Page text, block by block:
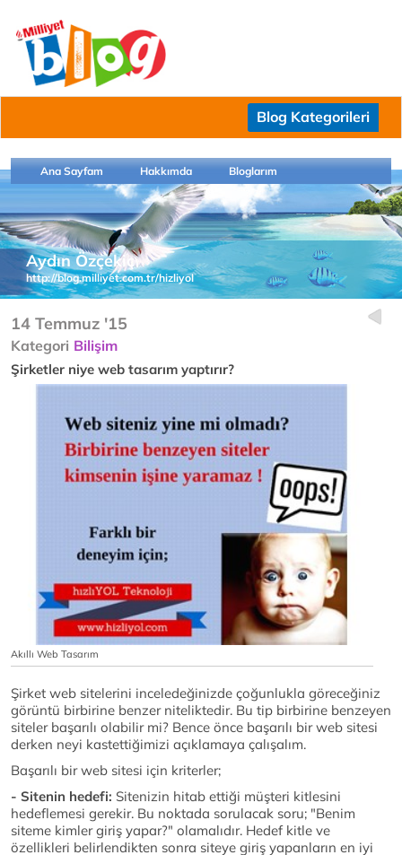
Blog Kategorileri
Ana Sayfam Hakkımda Bloglarım
Aydın Özçekiç
http://blog.milliyet.com.tr/hizliyol
14 Temmuz '15
Kategori Bilişim
Şirketler niye web tasarım yaptırır?
Akıllı Web Tasarım
Şirket web sitelerini inceledeğinizde çoğunlukla göreceğiniz
görüntü birbirine benzer niteliktedir. Bu tip birbirine benzeyen
siteler başarılı olabilir mi? Bence önce başarılı bir web sitesi
derken neyi kastettiğimizi açıklamaya çalışalım.
Başarılı bir web sitesi için kriterler;
- Sitenin hedefi: Sitenizin hitab ettiği müşteri kitlesini
hedeflemesi gerekir. Bu noktada sorulacak soru; "Benim
siteme kimler giriş yapar?" olamalıdır. Hedef kitle ve
özellikleri belirlendikten sonra siteye giriş yapanların en iyi